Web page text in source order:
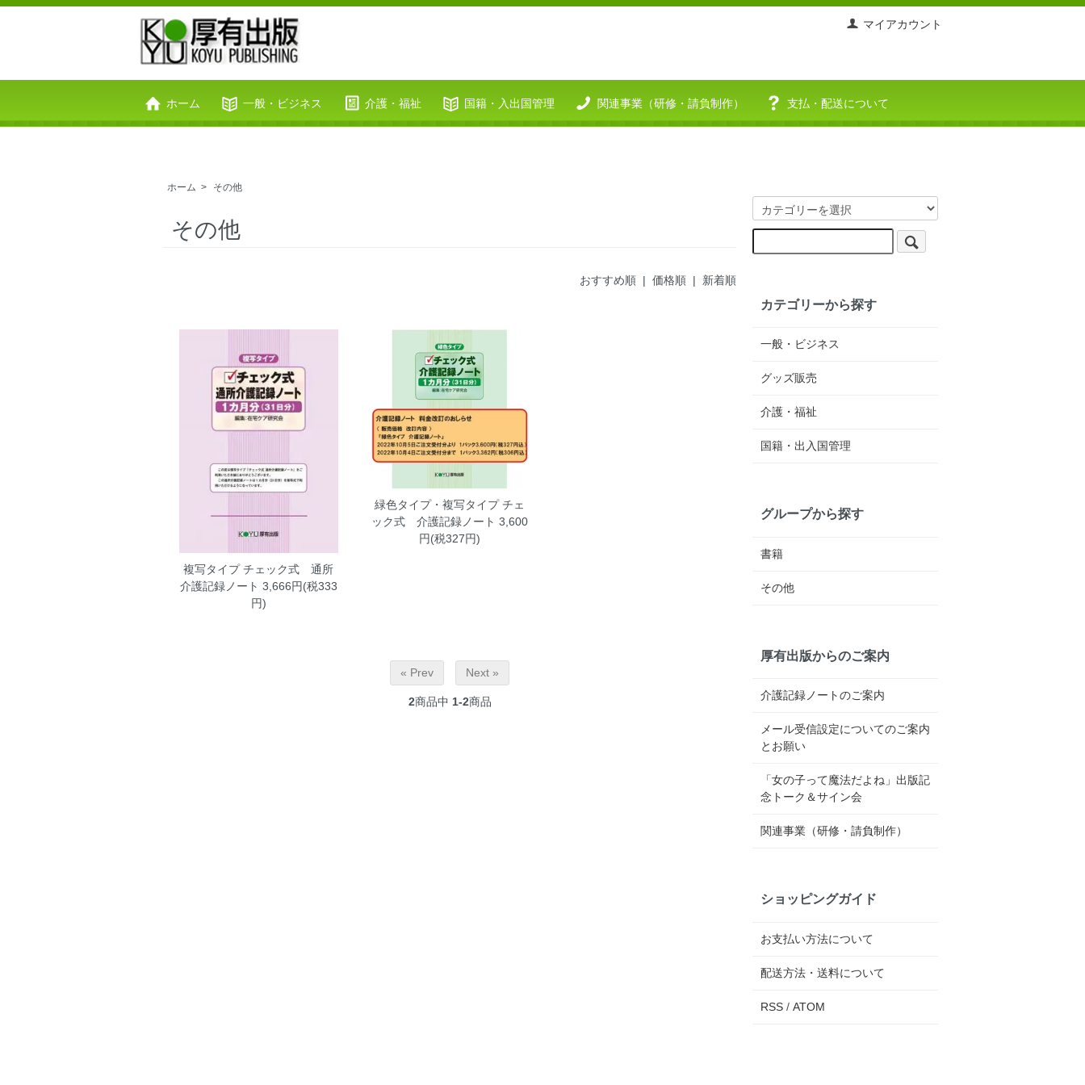
マイアカウント
ホーム 一般・ビジネス 介護・福祉 国籍・入出国管理 関連事業（研修・請負制作） 支払・配送について
ホーム > その他
その他
おすすめ順 | 価格順 | 新着順
複写タイプ チェック式 通所
介護記録ノート 3,666円(税333
円)
緑色タイプ・複写タイプ チェ
ック式 介護記録ノート 3,600
円(税327円)
« Prev Next »
2商品中 1-2商品
カテゴリーから探す
一般・ビジネス
グッズ販売
介護・福祉
国籍・出入国管理
グループから探す
書籍
その他
厚有出版からのご案内
介護記録ノートのご案内
メール受信設定についてのご案内
とお願い
「女の子って魔法だよね」出版記
念トーク＆サイン会
関連事業（研修・請負制作）
ショッピングガイド
お支払い方法について
配送方法・送料について
RSS / ATOM